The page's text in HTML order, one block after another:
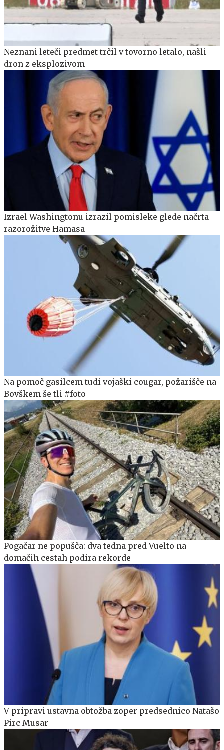
Neznani leteči predmet trčil v tovorno letalo, našli
dron z eksplozivom
Izrael Washingtonu izrazil pomisleke glede načrta
razorožitve Hamasa
Na pomoč gasilcem tudi vojaški cougar, požarišče na
Bovškem še tli #foto
Pogačar ne popušča: dva tedna pred Vuelto na
domačih cestah podira rekorde
V pripravi ustavna obtožba zoper predsednico Natašo
Pirc Musar